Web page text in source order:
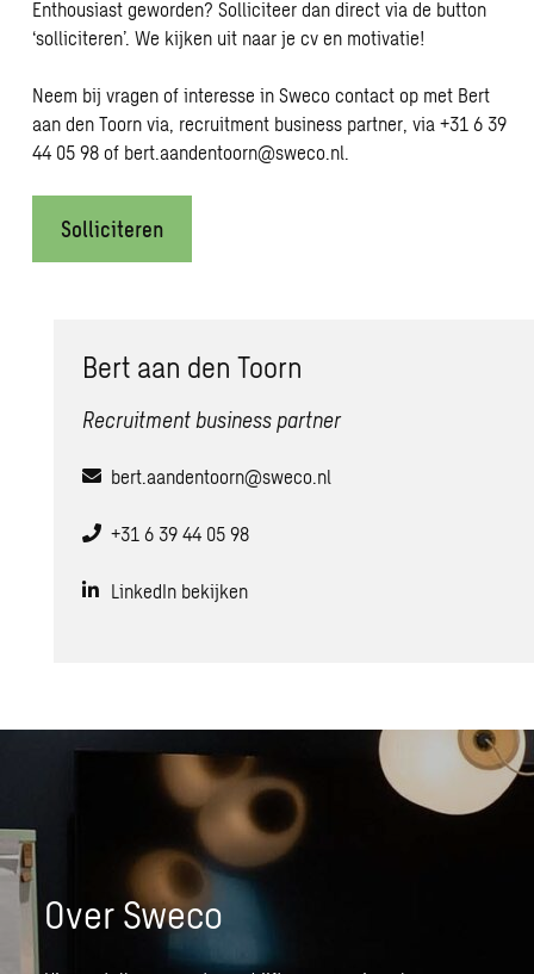
Enthousiast geworden? Solliciteer dan direct via de button
‘solliciteren’. We kijken uit naar je cv en motivatie!
Neem bij vragen of interesse in Sweco contact op met Bert
aan den Toorn via, recruitment business partner, via +31 6 39
44 05 98 of bert.aandentoorn@sweco.nl
Solliciteren
Bert aan den Toorn
Recruitment business partner
bert.aandentoorn@sweco.nl
+31 6 39 44 05 98
LinkedIn bekijken
Over Sweco